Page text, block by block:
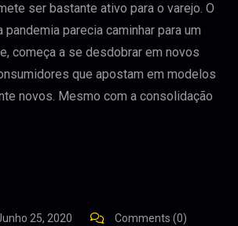
ser bastante ativo para o varejo. O
pandemia parecia caminhar para um
começa a se desdobrar em novos
que apostam em modelos
novos. Mesmo com a consolidação
25, 2020 Comments (0)